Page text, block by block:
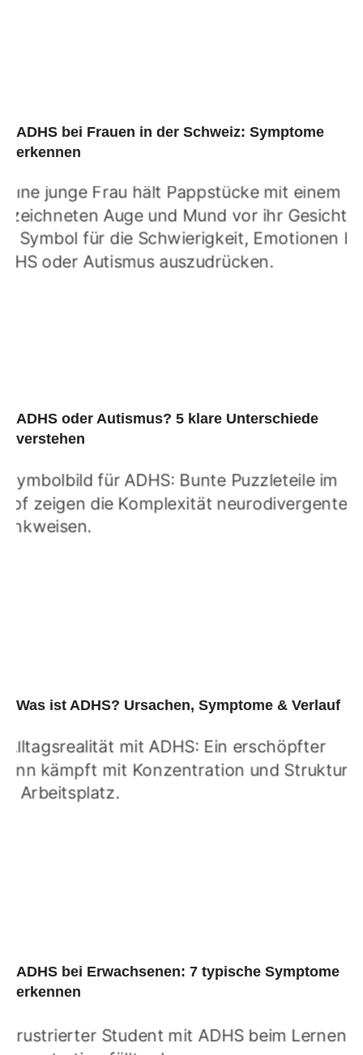
ADHS bei Frauen in der Schweiz: Symptome
erkennen
ADHS oder Autismus? 5 klare Unterschiede
verstehen
Was ist ADHS? Ursachen, Symptome & Verlauf
ADHS bei Erwachsenen: 7 typische Symptome
erkennen